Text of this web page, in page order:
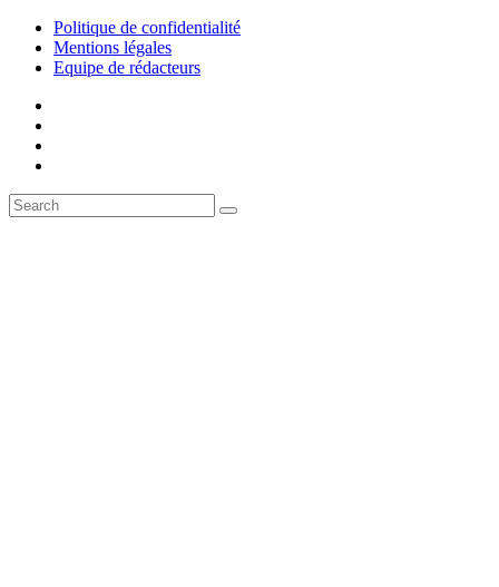
Politique de confidentialité
Mentions légales
Equipe de rédacteurs